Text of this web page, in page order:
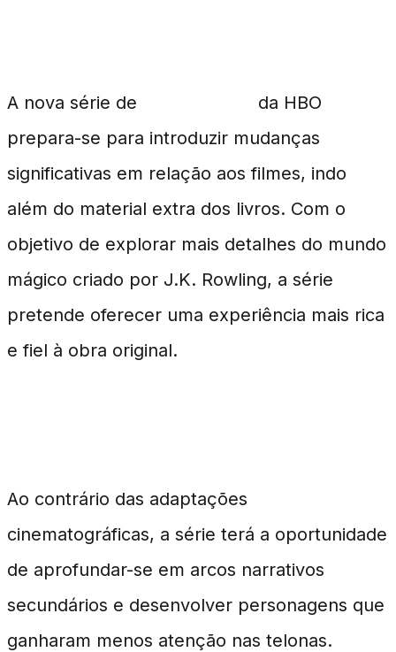
A nova série de
da HBO
prepara-se para introduzir mudanças
significativas em relação aos filmes, indo
além do material extra dos livros. Com o
objetivo de explorar mais detalhes do mundo
mágico criado por J.K. Rowling, a série
pretende oferecer uma experiência mais rica
e fiel à obra original.
Ao contrário das adaptações
cinematográficas, a série terá a oportunidade
de aprofundar-se em arcos narrativos
secundários e desenvolver personagens que
ganharam menos atenção nas telonas.